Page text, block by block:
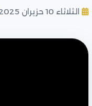
الثلاثاء 10 حزيران 2025